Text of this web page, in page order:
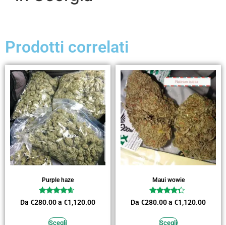
Prodotti correlati
Purple haze
Valutato
4.36
Da €280.00a €1,120.00
Scegli
Maui wowie
Valutato
4.09
Da €280.00a €1,120.00
Scegli